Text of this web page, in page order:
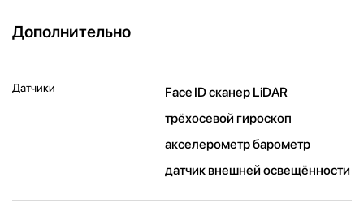
Дополнительно
Датчики
Face ID сканер LiDAR
трёхосевой гироскоп
акселерометр барометр
датчик внешней освещённости